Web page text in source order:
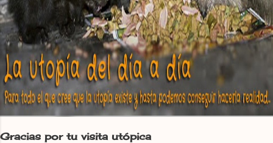
Gracias por tu visita utópica